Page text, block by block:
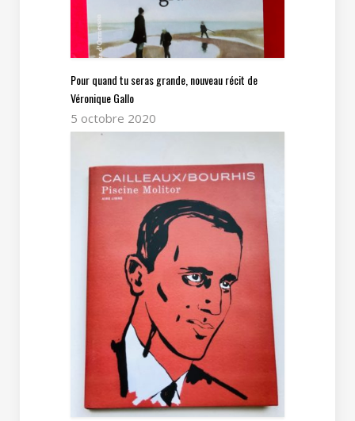
Pour quand tu seras grande, nouveau récit de
Véronique Gallo
5 octobre 2020